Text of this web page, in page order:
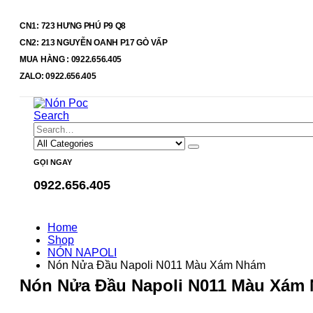
CN1: 723 HƯNG PHÚ P9 Q8
CN2: 213 NGUYỄN OANH P17 GÒ VẤP
MUA HÀNG : 0922.656.405
ZALO: 0922.656.405
Search
GỌI NGAY
0922.656.405
Home
Shop
NÓN NAPOLI
Nón Nửa Đầu Napoli N011 Màu Xám Nhám
Nón Nửa Đầu Napoli N011 Màu Xám